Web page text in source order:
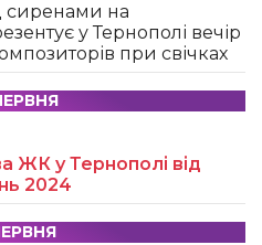
сиренами на
у Тернополі вечір
при свічках
ЖК у Тернополі від
2024